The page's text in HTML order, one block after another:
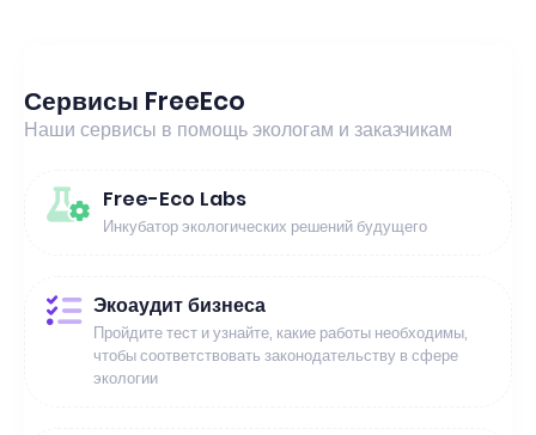
Сервисы FreeEco
Наши сервисы в помощь экологам и заказчикам
Free-Eco Labs
Инкубатор экологических решений будущего
Экоаудит бизнеса
Пройдите тест и узнайте, какие работы необходимы,
чтобы соответствовать законодательству в сфере
экологии